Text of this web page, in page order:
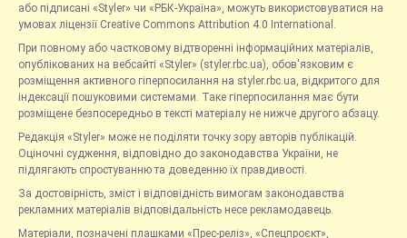
або підписані «Styler» чи «РБК-Україна», можуть використовуватися на
умовах ліцензії Creative Commons Attribution 4.0 International.
При повному або частковому відтворенні інформаційних матеріалів,
опублікованих на вебсайті «Styler» (styler.rbc.ua), обов'язковим є
розміщення активного гіперпосилання на styler.rbc.ua, відкритого для
індексації пошуковими системами. Таке гіперпосилання має бути
розміщене безпосередньо в тексті матеріалу не нижче другого абзацу.
Редакція «Styler» може не поділяти точку зору авторів публікацій.
Оціночні судження, відповідно до законодавства України, не
підлягають спростуванню та доведенню їх правдивості.
За достовірність, зміст і відповідність вимогам законодавства
рекламних матеріалів відповідальність несе рекламодавець.
Матеріали, позначені плашками «Прес-реліз», «Спецпроєкт»,